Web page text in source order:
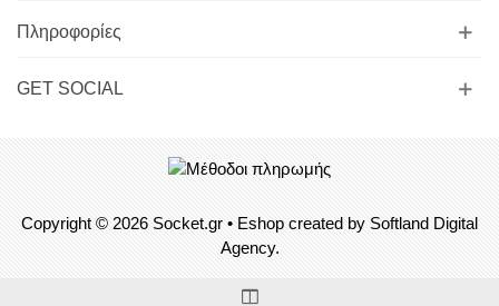
Πληροφορίες
GET SOCIAL
Copyright © 2026 Socket.gr• Eshop created bySoftland Digital
Agency.